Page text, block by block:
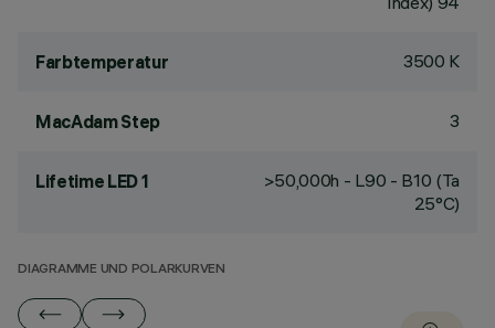
Farbtemperatur 3500 K
MacAdam Step 3
Lifetime LED 1
>50,000h - L90 - B10 (Ta
25°C)
DIAGRAMME UND POLARKURVEN